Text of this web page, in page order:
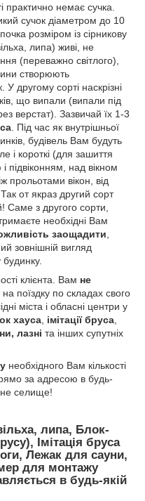
практично немає сучка.
сучок діаметром до 10
розміром із сірникову
липа) живі, не
(переважно світлого),
створюють
другому сорті наскрізні
що випали (випали під
верстат). Зазвичай їх 1-3
. Під час як внутрішньої
будівель Вам будуть
і короткі (для зашиття
підвіконням, над вікном
прольотами вікон, від
от якраз другий сорт
Саме з другого сорти,
необхідні Вам
заощадити
зовнішній вигляд
клієнта. Вам не
на поїздку по складах свого
міста і обласні центри у
хауса імітації бруса
лазні та інших супутніх
необхідного Вам кількості
за адресою в будь-
селище!
липа, Блок-
), Імітація бруса
, Лежак для сауни,
для монтажу
в будь-якій